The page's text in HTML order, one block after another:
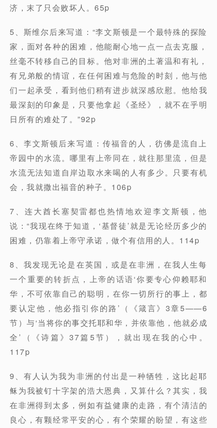
济，末了只会败坏人。65p
5、斯维尔后来写道：“李文斯顿是一个最特殊的探险
家，面对各种的困难，他能耐心地一点一点去克服，
丝毫不转移自己的目标。他对非洲的土著温和有礼，
有兄弟般的情谊，在任何困难与危险的时刻，他与他
们一起承受，看到他们稍有进步就深感欣慰。他给我
最深刻的印象是，只要他拿起《圣经》，就不在乎明
日所有的难处了。”92p
6、李文斯顿后来写道：传福音的人，彷佛是流自上
帝园中的水流。哪里有上帝同在，就往那里流，但是
水流无法知道自岸边取水来喝的人有多少。只要有机
会，我就撒出福音的种子。106p
7、连大酋长塞契雷都也热情地欢迎李文斯顿，他
说：“我现在终于知道，‘基督徒’就是无论经历多少的
困难，仍靠着上帝守承诺，做个有信用的人。114p
8、我发现无论是在英国，或是在非洲，在我人生每
一个重要的转折点，上帝的话语‘你要专心仰赖耶和
华，不可依靠自己的聪明，在你一切所行的事上，都
要认定他，他必指引你的路’（《箴言》3章5——6
节）与‘当将你的事交托耶和华，并依靠他，他就必成
全’（《诗篇》37篇5节），就出现在我的心中。
117p
9、有人认为我为非洲的付出是一种牺牲，这比起耶
稣为我被钉十字架的浩大恩典，又算什么？其实，我
在非洲得到太多，例如有益健康的走路，有个清洁的
良心，有颗经常平安的心，有个荣耀的盼望，有这些